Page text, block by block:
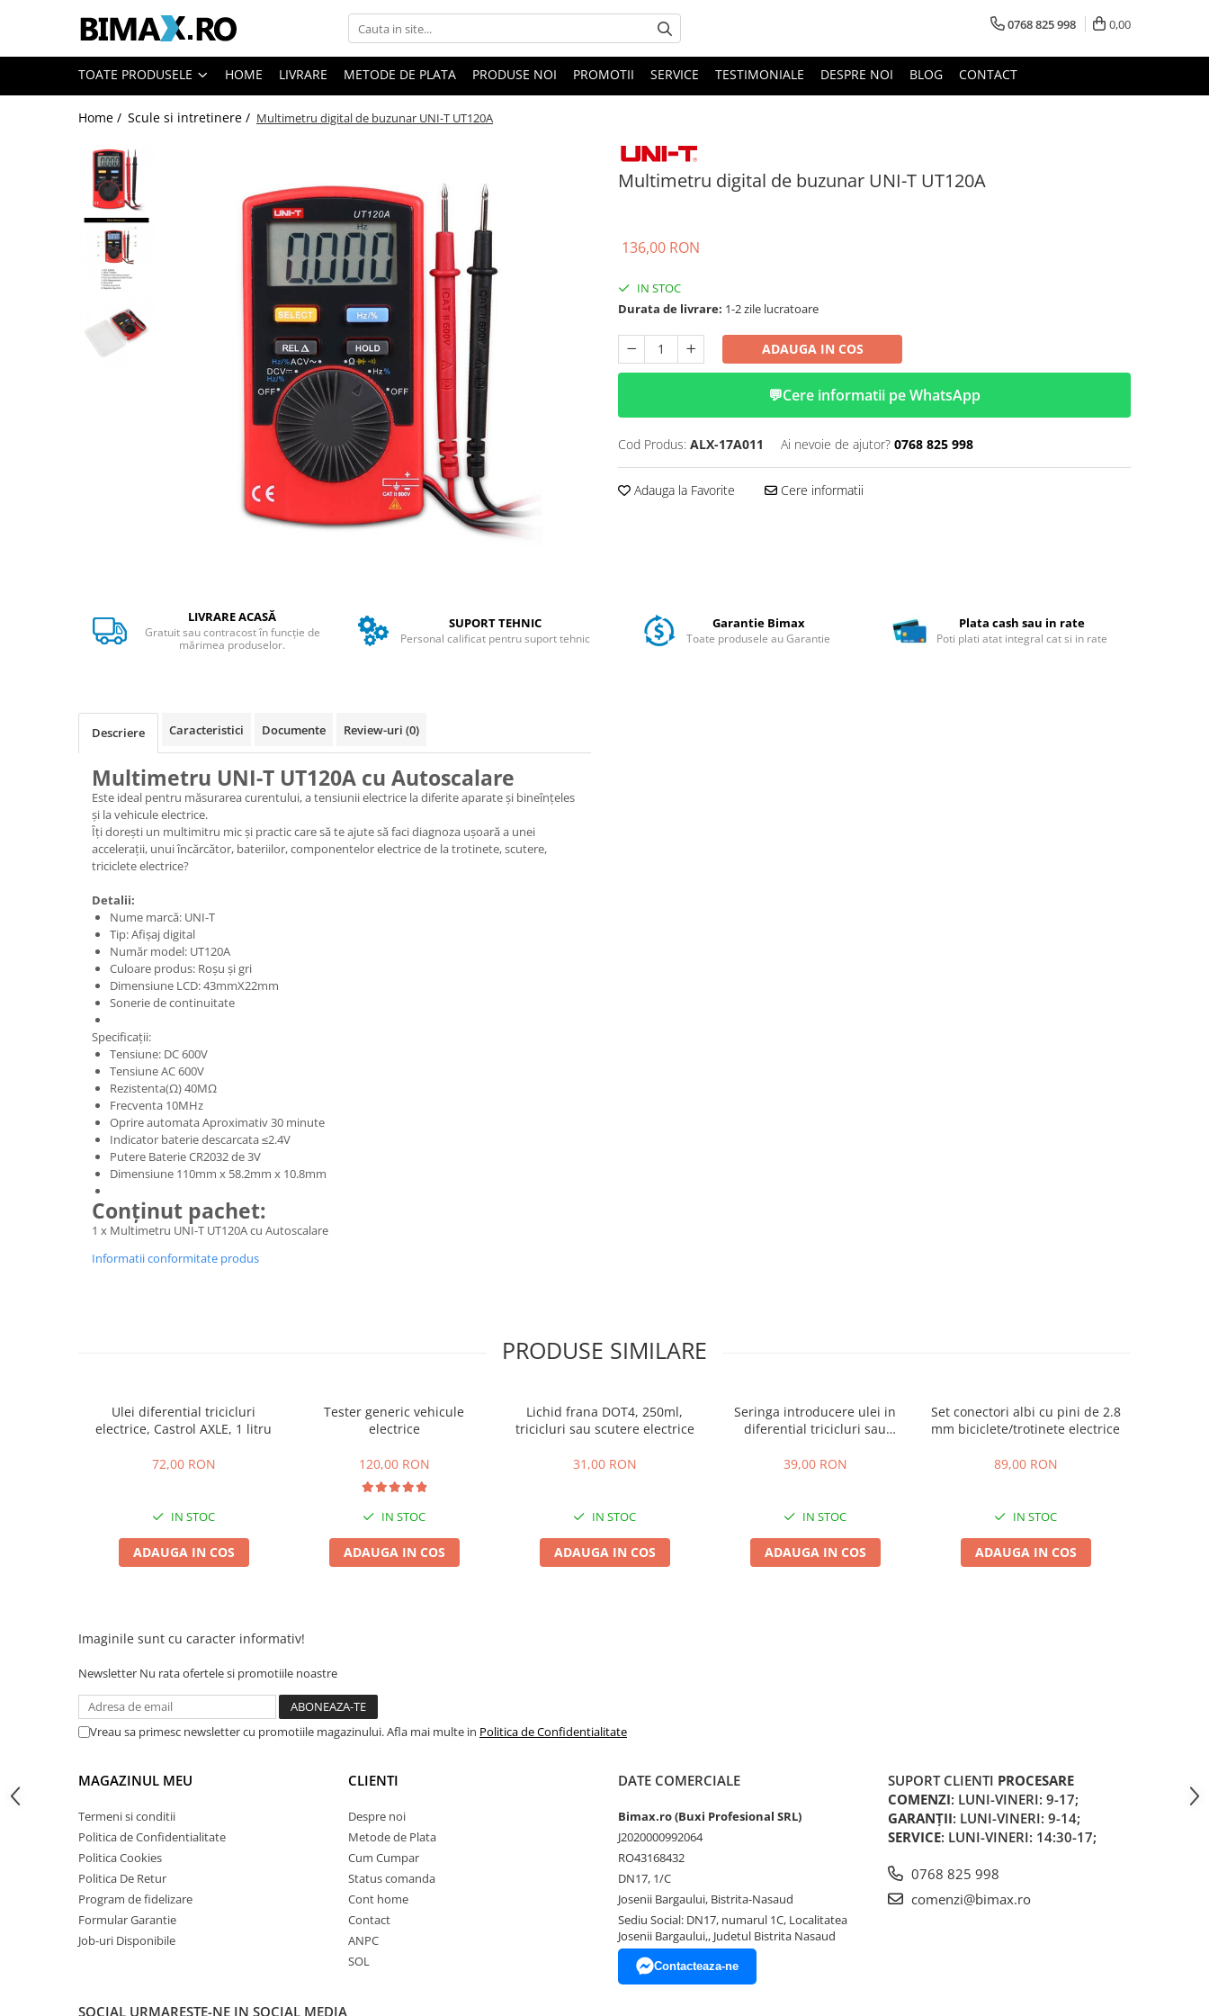
Toate Produsele
Triciclete Electrice
➔ Cu 2 Locuri
➔ Adulti - Fara permis
➔ Adulti - 2 Locuri
➔ Adulti - cu Cabina
➔ Cu Cabina fara Permis
➔ Cu Cabina Inchisa
Toate accesoriile la Triciclete
Masina Electrica RDB
Masina Electrica Arora
Masina Electrica 25 km/h
Masina Electrica 2 Locuri fara
Scutere Electrice
Cu 3 Roti fara Permis
Biciclete Electrice
Dama
Ieftine
PIESE DE SCHIMB
Acumulatori
0768 825 998 0,00
TOATE PRODUSELE HOME LIVRARE METODE DE PLATA PRODUSE NOI PROMOTII SERVICE TESTIMONIALE DESPRE NOI BLOG CONTACT
Home / Scule si intretinere / Multimetru digital de buzunar UNI-T UT120A
Multimetru digital de buzunar UNI-T UT120A
136,00 RON
IN STOC
Durata de livrare: 1-2 zile lucratoare
ADAUGA IN COS
💬Cere informatii pe WhatsApp
Cod Produs: ALX-17A011 Ai nevoie de ajutor? 0768 825 998
Adauga la Favorite Cere informatii
LIVRARE ACASĂ
Gratuit sau contracost în funcție de
mărimea produselor.
SUPORT TEHNIC
Personal calificat pentru suport tehnic
Garantie Bimax
Toate produsele au Garantie
Plata cash sau in rate
Poti plati atat integral cat si in rate
Descriere Caracteristici Documente Review-uri (0)
Multimetru UNI-T UT120A cu Autoscalare
Este ideal pentru măsurarea curentului, a tensiunii electrice la diferite aparate și bineînțeles
și la vehicule electrice.
Îți dorești un multimitru mic și practic care să te ajute să faci diagnoza ușoară a unei
accelerații, unui încărcător, bateriilor, componentelor electrice de la trotinete, scutere,
triciclete electrice?
Detalii:
Nume marcă: UNI-T
Tip: Afișaj digital
Număr model: UT120A
Culoare produs: Roșu și gri
Dimensiune LCD: 43mmX22mm
Sonerie de continuitate
Specificații:
Tensiune: DC 600V
Tensiune AC 600V
Rezistenta(Ω) 40MΩ
Frecventa 10MHz
Oprire automata Aproximativ 30 minute
Indicator baterie descarcata ≤2.4V
Putere Baterie CR2032 de 3V
Dimensiune 110mm x 58.2mm x 10.8mm
Conținut pachet:
1 x Multimetru UNI-T UT120A cu Autoscalare
Informatii conformitate produs
PRODUSE SIMILARE
Ulei diferential tricicluri
electrice, Castrol AXLE, 1 litru
72,00 RON
IN STOC
ADAUGA IN COS
Tester generic vehicule
electrice
120,00 RON
IN STOC
ADAUGA IN COS
Lichid frana DOT4, 250ml,
tricicluri sau scutere electrice
31,00 RON
IN STOC
ADAUGA IN COS
Seringa introducere ulei in
diferential tricicluri sau
39,00 RON
IN STOC
ADAUGA IN COS
Set conectori albi cu pini de 2.8
mm biciclete/trotinete electrice
89,00 RON
IN STOC
ADAUGA IN COS
Imaginile sunt cu caracter informativ!
Newsletter Nu rata ofertele si promotiile noastre
Vreau sa primesc newsletter cu promotiile magazinului. Afla mai multe in Politica de Confidentialitate
MAGAZINUL MEU
Termeni si conditii
Politica de Confidentialitate
Politica Cookies
Politica De Retur
Program de fidelizare
Formular Garantie
Job-uri Disponibile
CLIENTI
Despre noi
Metode de Plata
Cum Cumpar
Status comanda
Cont home
Contact
ANPC
SOL
DATE COMERCIALE
Bimax.ro (Buxi Profesional SRL)
J2020000992064
RO43168432
DN17, 1/C
Josenii Bargaului, Bistrita-Nasaud
Sediu Social: DN17, numarul 1C, Localitatea
Josenii Bargaului,, Judetul Bistrita Nasaud
Contacteaza-ne
SUPORT CLIENTI PROCESARE
COMENZI: LUNI-VINERI: 9-17;
GARANȚII: LUNI-VINERI: 9-14;
SERVICE: LUNI-VINERI: 14:30-17;
0768 825 998
comenzi@bimax.ro
SOCIAL URMARESTE-NE IN SOCIAL MEDIA